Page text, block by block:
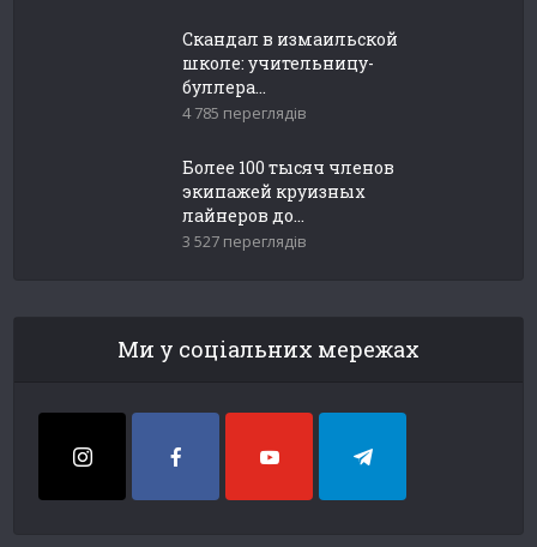
Скандал в измаильской
школе: учительницу-
буллера...
4 785 переглядів
Более 100 тысяч членов
экипажей круизных
лайнеров до...
3 527 переглядів
Ми у соціальних мережах